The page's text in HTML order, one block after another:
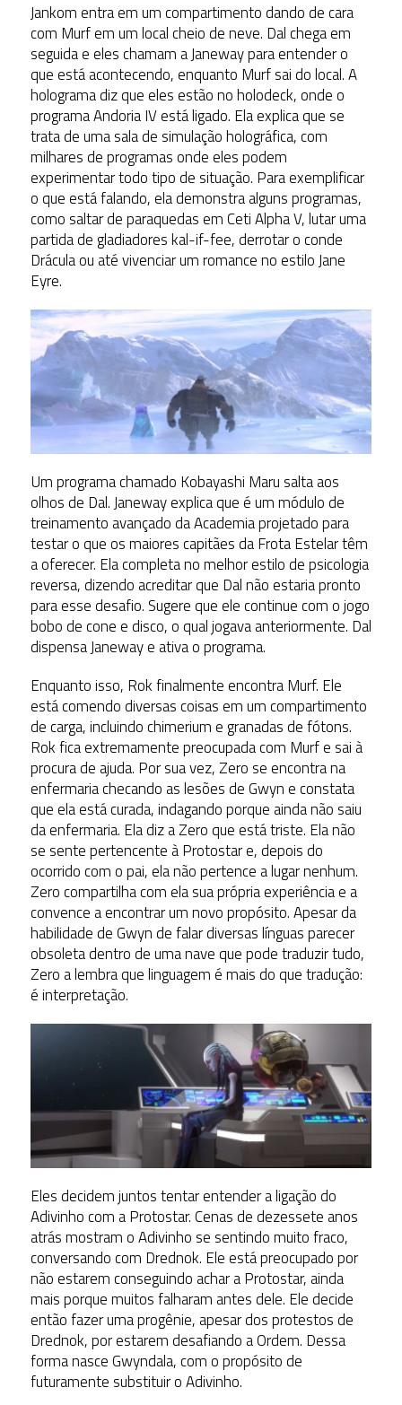
Jankom entra em um compartimento dando de cara
com Murf em um local cheio de neve. Dal chega em
seguida e eles chamam a Janeway para entender o
que está acontecendo, enquanto Murf sai do local. A
holograma diz que eles estão no holodeck, onde o
programa Andoria IV está ligado. Ela explica que se
trata de uma sala de simulação holográfica, com
milhares de programas onde eles podem
experimentar todo tipo de situação. Para exemplificar
o que está falando, ela demonstra alguns programas,
como saltar de paraquedas em Ceti Alpha V, lutar uma
partida de gladiadores kal-if-fee, derrotar o conde
Drácula ou até vivenciar um romance no estilo Jane
Eyre.
Um programa chamado Kobayashi Maru salta aos
olhos de Dal. Janeway explica que é um módulo de
treinamento avançado da Academia projetado para
testar o que os maiores capitães da Frota Estelar têm
a oferecer. Ela completa no melhor estilo de psicologia
reversa, dizendo acreditar que Dal não estaria pronto
para esse desafio. Sugere que ele continue com o jogo
bobo de cone e disco, o qual jogava anteriormente. Dal
dispensa Janeway e ativa o programa.
Enquanto isso, Rok finalmente encontra Murf. Ele
está comendo diversas coisas em um compartimento
de carga, incluindo chimerium e granadas de fótons.
Rok fica extremamente preocupada com Murf e sai à
procura de ajuda. Por sua vez, Zero se encontra na
enfermaria checando as lesões de Gwyn e constata
que ela está curada, indagando porque ainda não saiu
da enfermaria. Ela diz a Zero que está triste. Ela não
se sente pertencente à Protostar e, depois do
ocorrido com o pai, ela não pertence a lugar nenhum.
Zero compartilha com ela sua própria experiência e a
convence a encontrar um novo propósito. Apesar da
habilidade de Gwyn de falar diversas línguas parecer
obsoleta dentro de uma nave que pode traduzir tudo,
Zero a lembra que linguagem é mais do que tradução:
é interpretação.
Eles decidem juntos tentar entender a ligação do
Adivinho com a Protostar. Cenas de dezessete anos
atrás mostram o Adivinho se sentindo muito fraco,
conversando com Drednok. Ele está preocupado por
não estarem conseguindo achar a Protostar, ainda
mais porque muitos falharam antes dele. Ele decide
então fazer uma progênie, apesar dos protestos de
Drednok, por estarem desafiando a Ordem. Dessa
forma nasce Gwyndala, com o propósito de
futuramente substituir o Adivinho.